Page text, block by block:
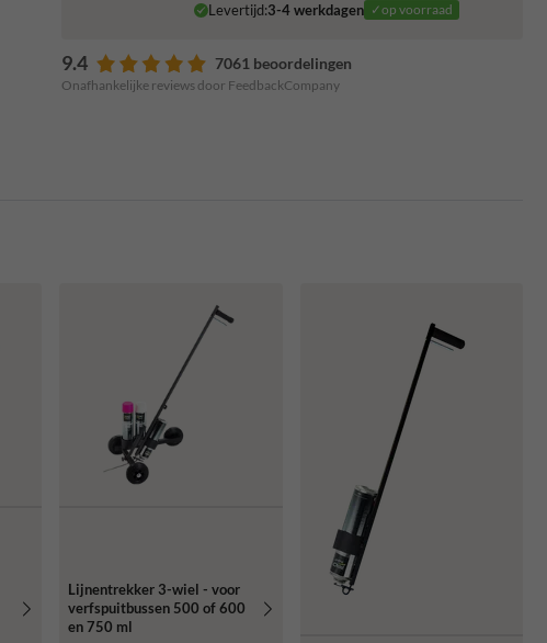
Levertijd:3-4 werkdagen ✓op voorraad
9.4 7061 beoordelingen
Onafhankelijke reviews door FeedbackCompany
Lijnentrekker 3-wiel - voor
verfspuitbussen 500 of 600
en 750 ml